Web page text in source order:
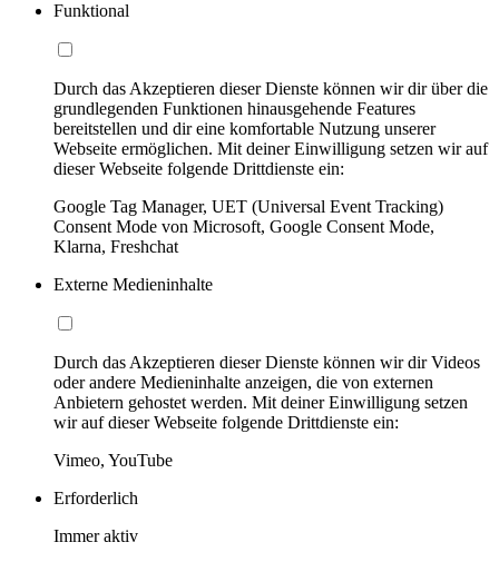
Funktional
Durch das Akzeptieren dieser Dienste können wir dir über die
grundlegenden Funktionen hinausgehende Features
bereitstellen und dir eine komfortable Nutzung unserer
Webseite ermöglichen. Mit deiner Einwilligung setzen wir auf
dieser Webseite folgende Drittdienste ein:
Google Tag Manager, UET (Universal Event Tracking)
Consent Mode von Microsoft, Google Consent Mode,
Klarna, Freshchat
Externe Medieninhalte
Durch das Akzeptieren dieser Dienste können wir dir Videos
oder andere Medieninhalte anzeigen, die von externen
Anbietern gehostet werden. Mit deiner Einwilligung setzen
wir auf dieser Webseite folgende Drittdienste ein:
Vimeo, YouTube
Erforderlich
Immer aktiv